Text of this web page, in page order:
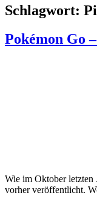
Schlagwort:
Pokémon Go
Wie im Oktober letzten
vorher veröffentlicht.